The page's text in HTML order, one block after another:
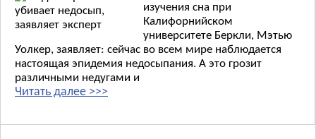
изучения сна при
Калифорнийском
университете Беркли, Мэтью
Уолкер, заявляет: сейчас во всем мире наблюдается
настоящая эпидемия недосыпания. А это грозит
различными недугами и
Читать далее >>>